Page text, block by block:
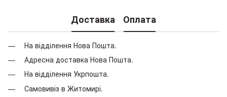
Доставка Оплата
На відділення Нова Пошта.
Адресна доставка Нова Пошта.
На відділення Укрпошта.
Самовивіз в Житомирі.